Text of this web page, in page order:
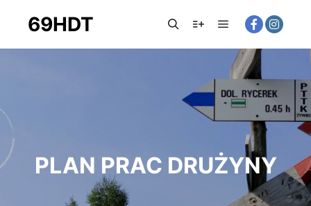
69HDT
PLAN PRAC DRUŻYNY